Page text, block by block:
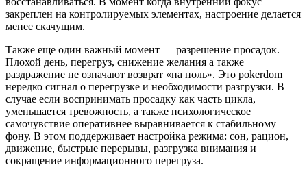
закреплен на контролируемых элементах, настроение делается
менее скачущим.
Также еще один важный момент — разрешение просадок.
Плохой день, перегруз, снижение желания а также
раздражение не означают возврат «на ноль». Это pokerdom
нередко сигнал о перегрузке и необходимости разгрузки. В
случае если воспринимать просадку как часть цикла,
уменьшается тревожность, а также психологическое
самочувствие оперативнее выравнивается к стабильному
фону. В этом поддерживает настройка режима: сон, рацион,
движение, быстрые перерывы, разгрузка внимания и
сокращение информационного перегруза.